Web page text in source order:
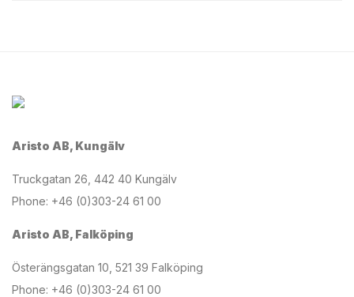
Aristo AB, Kungälv
Truckgatan 26, 442 40 Kungälv
Phone: +46 (0)303-24 61 00
Aristo AB, Falköping
Österängsgatan 10, 521 39 Falköping
Phone: +46 (0)303-24 61 00